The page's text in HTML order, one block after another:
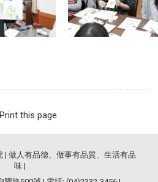
Print this page
做人有品德、做事有品質、生活有品
味 |